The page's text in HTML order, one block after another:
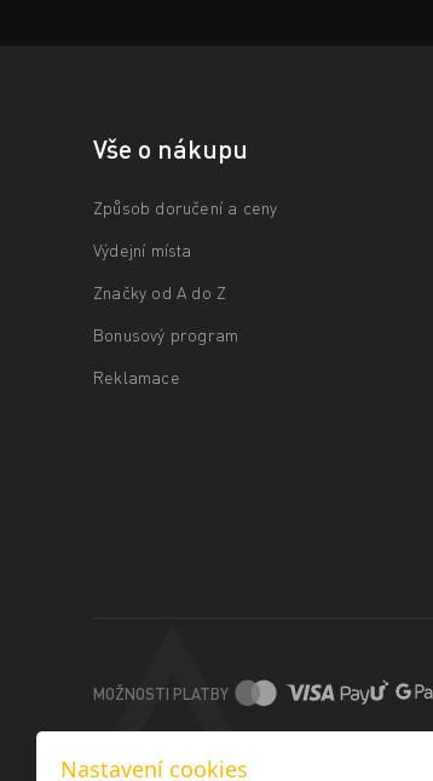
Vše o nákupu
Způsob doručení a ceny
Výdejní místa
Značky od A do Z
Bonusový program
Reklamace
MOŽNOSTI PLATBY
Nastavení cookies